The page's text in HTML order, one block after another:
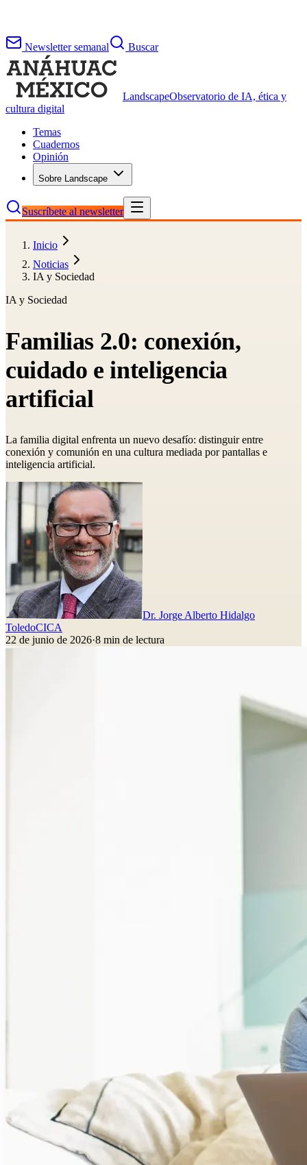
Newsletter semanal Buscar
LandscapeObservatorio de IA, ética y
cultura digital
Temas
Cuadernos
Opinión
Sobre Landscape
Suscríbete al newsletter
Inicio
Noticias
IA y Sociedad
IA y Sociedad
Familias 2.0: conexión,
cuidado e inteligencia
artificial
La familia digital enfrenta un nuevo desafío: distinguir entre
conexión y comunión en una cultura mediada por pantallas e
inteligencia artificial.
Dr. Jorge Alberto Hidalgo
ToledoCICA
22 de junio de 2026·8 min de lectura